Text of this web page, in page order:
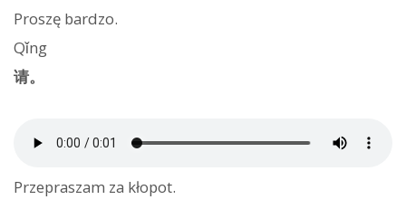
Proszę bardzo.
Qǐng
请。
Przepraszam za kłopot.